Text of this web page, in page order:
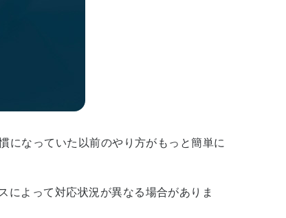
になっていた以前のやり方がもっと簡単に
よって対応状況が異なる場合がありま